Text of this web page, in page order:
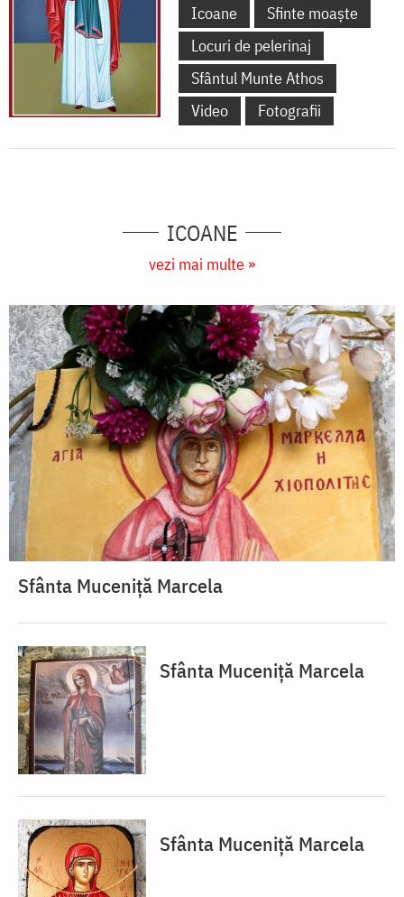
Icoane
Sfinte moaște
Locuri de pelerinaj
Sfântul Munte Athos
Video
Fotografii
ICOANE
vezi mai multe »
Sfânta Muceniță Marcela
Sfânta Muceniță Marcela
Sfânta Muceniță Marcela